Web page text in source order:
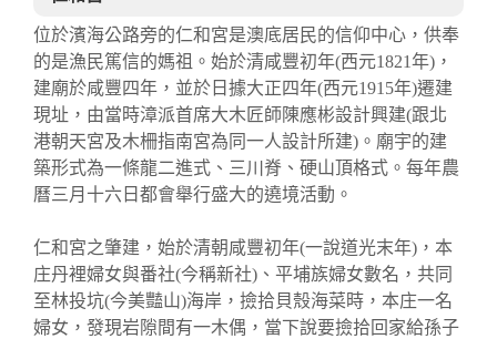
位於濱海公路旁的仁和宮是澳底居民的信仰中心，供奉
的是漁民篤信的媽祖。始於清咸豐初年(西元1821年)，
建廟於咸豐四年，並於日據大正四年(西元1915年)遷建
現址，由當時漳派首席大木匠師陳應彬設計興建(跟北
港朝天宮及木柵指南宮為同一人設計所建)。廟宇的建
築形式為一條龍二進式、三川脊、硬山頂格式。每年農
曆三月十六日都會舉行盛大的遶境活動。
仁和宮之肇建，始於清朝咸豐初年(一說道光末年)，本
庄丹裡婦女與番社(今稱新社)、平埔族婦女數名，共同
至林投坑(今美豔山)海岸，撿拾貝殼海菜時，本庄一名
婦女，發現岩隙間有一木偶，當下說要撿拾回家給孫子